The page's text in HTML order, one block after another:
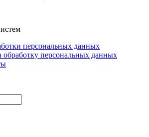
персональных данных
обработку персональных данных